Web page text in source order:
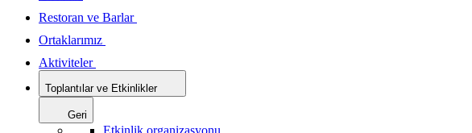
Restoran ve Barlar
Ortaklarımız
Aktiviteler
Toplantılar ve Etkinlikler
Geri
Etkinlik organizasyonu